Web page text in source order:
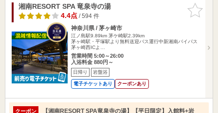
お気に入
りに追加
湘南RESORT SPA 竜泉寺の湯
4.4点/ 594 件
神奈川県 / 茅ヶ崎市
江ノ島駅9.89km 茅ケ崎駅2.39km
茅ヶ崎駅・平塚駅より無料送迎バス運行中新湘南バイパス
茅ヶ崎西ICよ…
営業時間 5:00～26:00
入浴料金 880円～
日帰り 岩盤浴
電子チケットあり クーポンあり
クーポン
【湘南RESORT SPA竜泉寺の湯】【平日限定】入館料+岩